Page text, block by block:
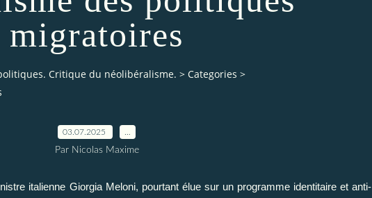
migratoires
Critique du néolibéralisme. > Categories >
03.07.2025
Par Nicolas Maxime
italienne Giorgia Meloni, pourtant élue sur un programme identitaire et anti-